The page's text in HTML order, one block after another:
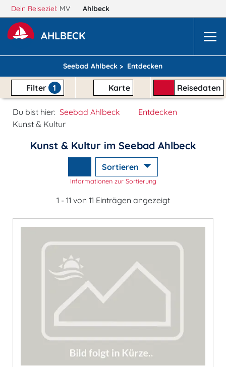
Dein Reiseziel: MV Ahlbeck
AHLBECK
Seebad Ahlbeck > Entdecken
Filter 1 Karte Reisedaten
Du bist hier: Seebad Ahlbeck
Entdecken
Kunst & Kultur
Kunst & Kultur im Seebad Ahlbeck
Sortieren
Informationen zur Sortierung
1 - 11 von 11 Einträgen angezeigt